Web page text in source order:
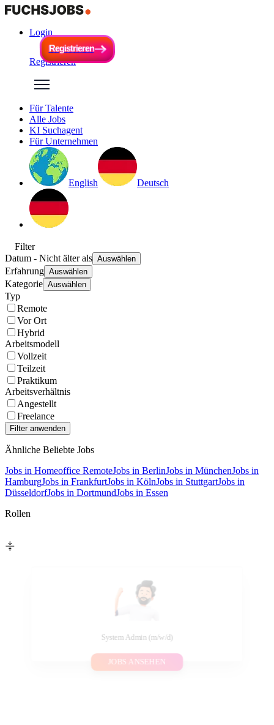
Login
Registrieren
Registrieren
Registrieren
Für Talente
Alle Jobs
KI Suchagent
Für Unternehmen
English Deutsch
Filter
Datum - Nicht älter als Auswählen
Erfahrung Auswählen
Kategorie Auswählen
Typ
Remote
Vor Ort
Hybrid
Arbeitsmodell
Vollzeit
Teilzeit
Praktikum
Arbeitsverhältnis
Angestellt
Freelance
Ähnliche Beliebte Jobs
Jobs in Homeoffice RemoteJobs in BerlinJobs in MünchenJobs in
HamburgJobs in FrankfurtJobs in KölnJobs in StuttgartJobs in
DüsseldorfJobs in DortmundJobs in Essen
Rollen
System Admin (m/w/d)
JOBS ANSEHEN